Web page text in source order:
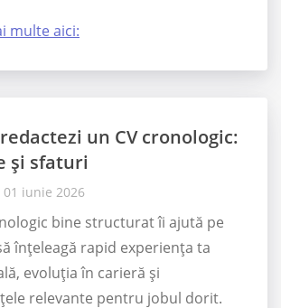
multe aici:
un CV cronologic:
și sfaturi
01 iunie 2026
bine structurat îi ajută pe
înțeleagă rapid experiența ta
evoluția în carieră și
relevante pentru jobul dorit.